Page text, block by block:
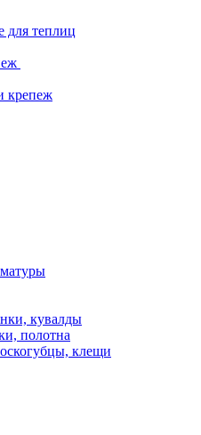
для теплиц
крепеж
кувалды
полотна
клещи